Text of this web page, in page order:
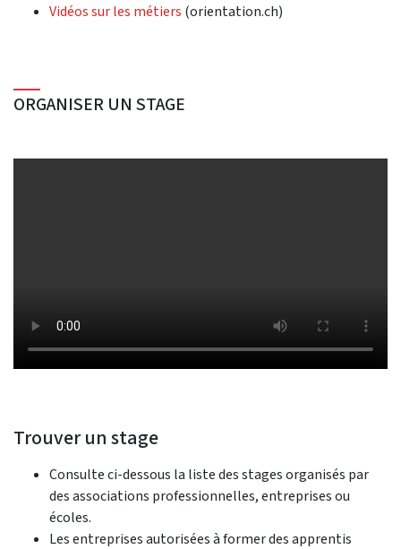
Vidéos sur les métiers (orientation.ch)
ORGANISER UN STAGE
Trouver un stage
Consulte ci-dessous la liste des stages organisés par
des associations professionnelles, entreprises ou
écoles.
Les entreprises autorisées à former des apprentis